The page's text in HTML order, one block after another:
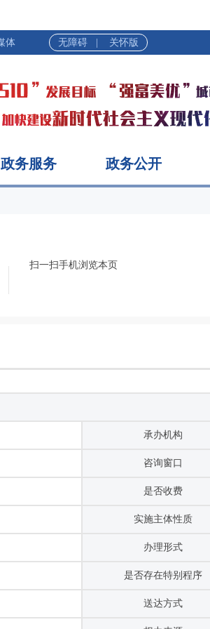
政务新媒体 无障碍 | 关怀版
政务服务 政务公开
扫一扫手机浏览本页
承办机构
咨询窗口
是否收费
实施主体性质
办理形式
是否存在特别程序
送达方式